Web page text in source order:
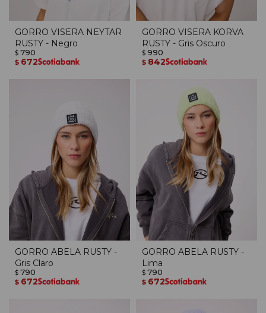
GORRO VISERA NEYTAR
RUSTY - Negro
$ 790
$ 672
GORRO VISERA KORVA
RUSTY - Gris Oscuro
$ 990
$ 842
GORRO ABELA RUSTY -
Gris Claro
$ 790
$ 672
GORRO ABELA RUSTY -
Lima
$ 790
$ 672